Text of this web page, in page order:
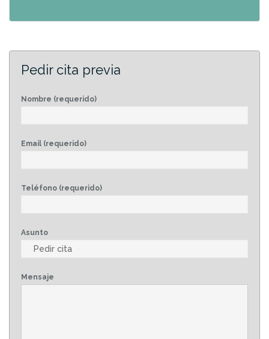
Pedir cita previa
Nombre (requerido)
Email (requerido)
Teléfono (requerido)
Asunto
Mensaje